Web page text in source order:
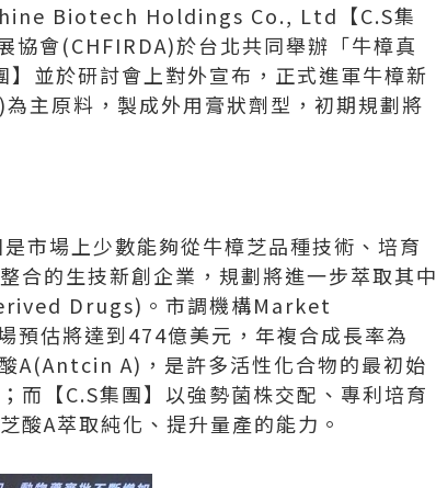
Biotech Holdings Co., Ltd【C.S集
會(CHFIRDA)於台北共同舉辦「牛樟真
並於研討會上對外宣布，正式進軍牛樟新
主原料，製成外用膏狀劑型，初期規劃將
是市場上少數能夠從牛樟芝品種技術、培育
合的生技新創企業，規劃將進一步萃取其中
Drugs)。市調機構Market
估將達到474億美元，年複合成長率為
A(Antcin A)，是許多活性化合物的最初始
而【C.S集團】以強勢菌株交配、專利培育
酸A萃取純化、提升量產的能力。